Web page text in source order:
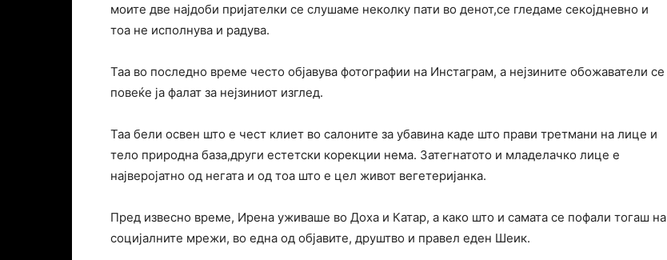
моите две најдоби пријателки се слушаме неколку пати во денот,се гледаме секојдневно и
тоа не исполнува и радува.
Таа во последно време често објавува фотографии на Инстаграм, а нејзините обожаватели се
повеќе ја фалат за нејзиниот изглед.
Таа бели освен што е чест клиет во салоните за убавина каде што прави третмани на лице и
тело природна база,други естетски корекции нема. Затегнатото и младелачко лице е
најверојатно од негата и од тоа што е цел живот вегетеријанка.
Пред извесно време, Ирена уживаше во Доха и Катар, а како што и самата се пофали тогаш на
социјалните мрежи, во една од објавите, друштво и правел еден Шеик.